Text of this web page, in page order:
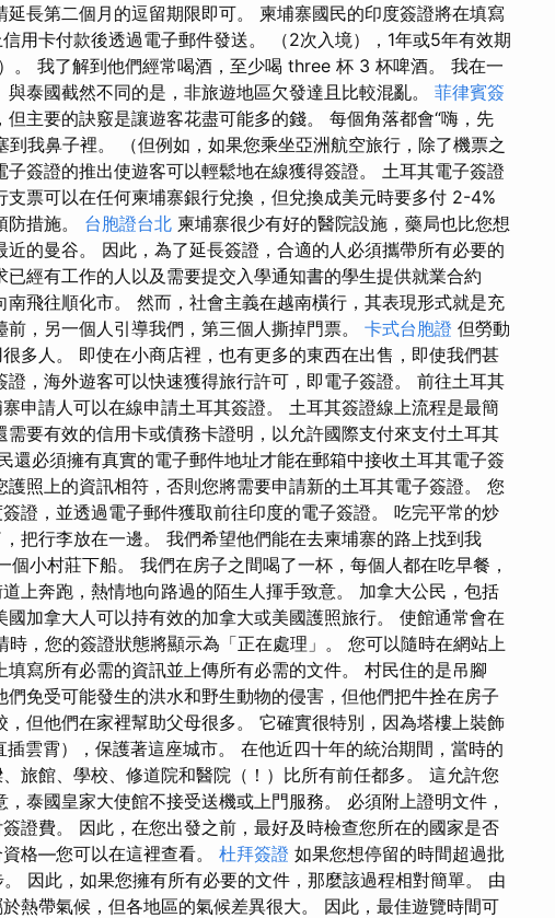
長第二個月的逗留期限即可。 柬埔寨國民的印度簽證將在填寫
用卡付款後透過電子郵件發送。 （2次入境），1年或5年有效期
。 我了解到他們經常喝酒，至少喝 three 杯 3 杯啤酒。 我在一
泰國截然不同的是，非旅遊地區欠發達且比較混亂。 菲律賓簽
主要的訣竅是讓遊客花盡可能多的錢。 每個角落都會“嗨，先
到我鼻子裡。 （但例如，如果您乘坐亞洲航空旅行，除了機票之
簽證的推出使遊客可以輕鬆地在線獲得簽證。 土耳其電子簽證
票可以在任何柬埔寨銀行兌換，但兌換成美元時要多付 2-4%
措施。 台胞證台北 柬埔寨很少有好的醫院設施，藥局也比您想
的曼谷。 因此，為了延長簽證，合適的人必須攜帶所有必要的
經有工作的人以及需要提交入學通知書的學生提供就業合約
飛往順化市。 然而，社會主義在越南橫行，其表現形式就是充
，另一個人引導我們，第三個人撕掉門票。 卡式台胞證 但勞動
多人。 即使在小商店裡，也有更多的東西在出售，即使我們甚
，海外遊客可以快速獲得旅行許可，即電子簽證。 前往土耳其
申請人可以在線申請土耳其簽證。 土耳其簽證線上流程是最簡
要有效的信用卡或債務卡證明，以允許國際支付來支付土耳其
還必須擁有真實的電子郵件地址才能在郵箱中接收土耳其電子簽
照上的資訊相符，否則您將需要申請新的土耳其電子簽證。 您
證，並透過電子郵件獲取前往印度的電子簽證。 吃完平常的炒
把行李放在一邊。 我們希望他們能在去柬埔寨的路上找到我
小村莊下船。 我們在房子之間喝了一杯，每個人都在吃早餐，
上奔跑，熱情地向路過的陌生人揮手致意。 加拿大公民，包括
加拿大人可以持有效的加拿大或美國護照旅行。 使館通常會在
，您的簽證狀態將顯示為「正在處理」。 您可以隨時在網站上
寫所有必需的資訊並上傳所有必需的文件。 村民住的是吊腳
免受可能發生的洪水和野生動物的侵害，但他們把牛拴在房子
但他們在家裡幫助父母很多。 它確實很特別，因為塔樓上裝飾
雲霄），保護著這座城市。 在他近四十年的統治期間，當時的
旅館、學校、修道院和醫院（！）比所有前任都多。 這允許您
泰國皇家大使館不接受送機或上門服務。 必須附上證明文件，
證費。 因此，在您出發之前，最好及時檢查您所在的國家是否
格—您可以在這裡查看。 杜拜簽證 如果您想停留的時間超過批
因此，如果您擁有所有必要的文件，那麼該過程相對簡單。 由
熱帶氣候，但各地區的氣候差異很大。 因此，最佳遊覽時間可